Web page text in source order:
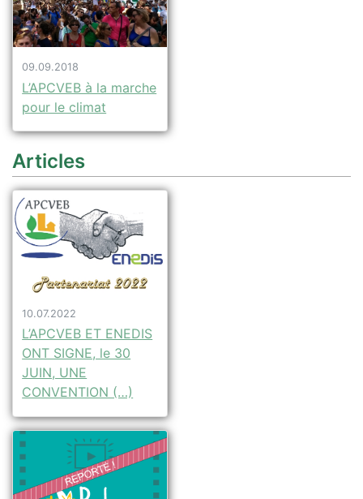
09.09.2018
L’APCVEB à la marche
pour le climat
Articles
10.07.2022
L’APCVEB ET ENEDIS
ONT SIGNE, le 30
JUIN, UNE
CONVENTION (…)